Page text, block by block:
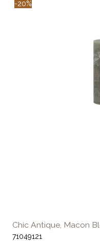
-20%
Chic Antique, Macon
71049121